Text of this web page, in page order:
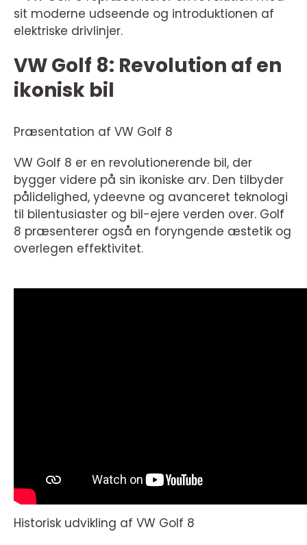
sit moderne udseende og introduktionen af
elektriske drivlinjer.
VW Golf 8: Revolution af en
ikonisk bil
Præsentation af VW Golf 8
VW Golf 8 er en revolutionerende bil, der
bygger videre på sin ikoniske arv. Den tilbyder
pålidelighed, ydeevne og avanceret teknologi
til bilentusiaster og bil-ejere verden over. Golf
8 præsenterer også en foryngende æstetik og
overlegen effektivitet.
Historisk udvikling af VW Golf 8